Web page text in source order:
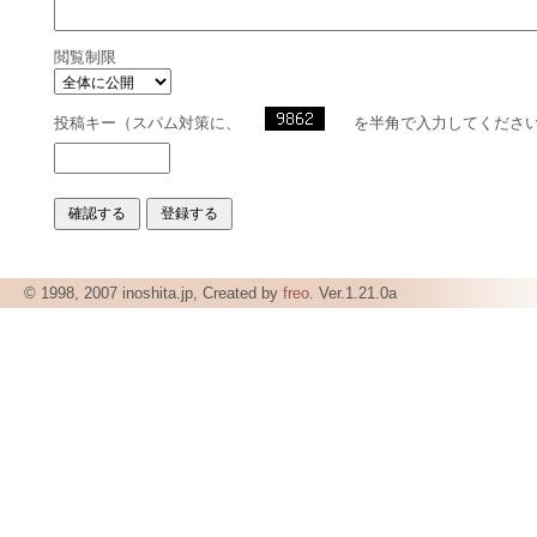
閲覧制限
投稿キー（スパム対策に、 を半角で入力してくださ
© 1998, 2007 inoshita.jp, Created by freo. Ver.1.21.0a